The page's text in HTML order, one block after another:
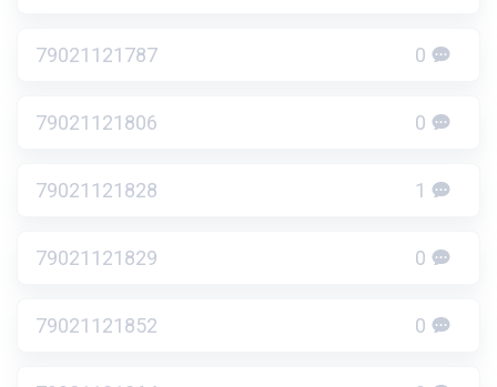
79021121787 0
79021121806 0
79021121828 1
79021121829 0
79021121852 0